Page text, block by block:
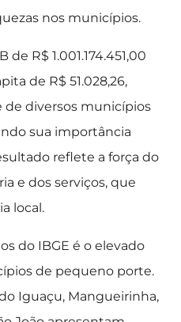
nos municípios.
R$ 1.001.174.451,00
de R$ 51.028,26,
de diversos municípios
sua importância
reflete a força do
e dos serviços, que
local.
do IBGE é o elevado
de pequeno porte.
Iguaçu, Mangueirinha,